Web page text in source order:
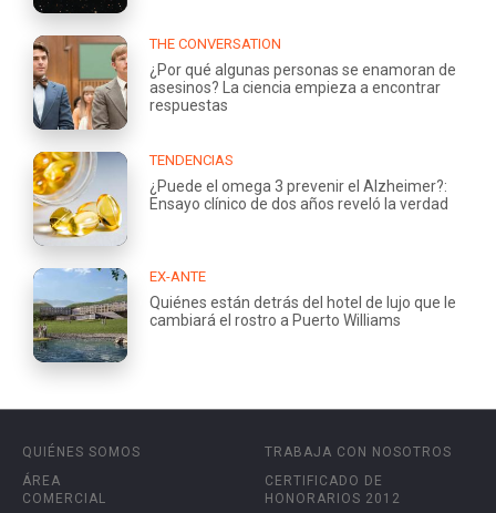
THE CONVERSATION
¿Por qué algunas personas se enamoran de
asesinos? La ciencia empieza a encontrar
respuestas
TENDENCIAS
¿Puede el omega 3 prevenir el Alzheimer?:
Ensayo clínico de dos años reveló la verdad
EX-ANTE
Quiénes están detrás del hotel de lujo que le
cambiará el rostro a Puerto Williams
QUIÉNES SOMOS
ÁREA
COMERCIAL
TRABAJA CON NOSOTROS
CERTIFICADO DE
HONORARIOS 2012